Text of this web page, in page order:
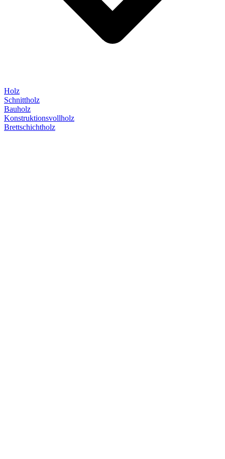
Holz
Schnittholz
Bauholz
Konstruktionsvollholz
Brettschichtholz